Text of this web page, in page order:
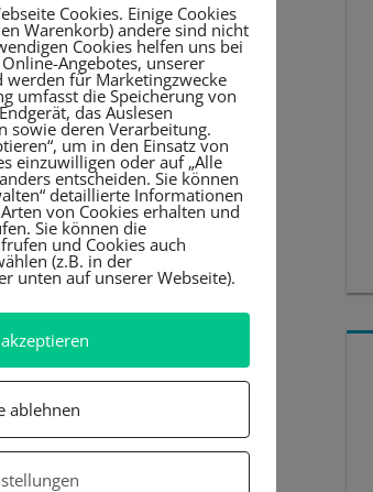
Cookies. Einige Cookies
Warenkorb) andere sind nicht
Cookies helfen uns bei
Angebotes, unserer
für Marketingzwecke
umfasst die Speicherung von
das Auslesen
sowie deren Verarbeitung.
um in den Einsatz von
einzuwilligen oder auf „Alle
entscheiden. Sie können
detaillierte Informationen
von Cookies erhalten und
Sie können die
und Cookies auch
(z.B. in der
unten auf unserer Webseite).
ablehnen